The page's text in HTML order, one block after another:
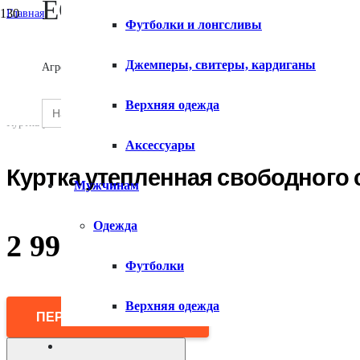
ECOMX
Агрегатор товаров
Search
for:
SEARCH
Футболки и лонгсливы
Джемперы, свитеры, кардиганы
Верхняя одежда
Аксессуары
Мужчинам
Одежда
Футболки
Верхняя одежда
Главная
Верхняя одежда
Куртка утепленная свободного
2 990
ПЕРЕЙТИ В МАГАЗИН